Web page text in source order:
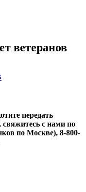
ветеранов
передать
свяжитесь с нами по
по Москве), 8-800-